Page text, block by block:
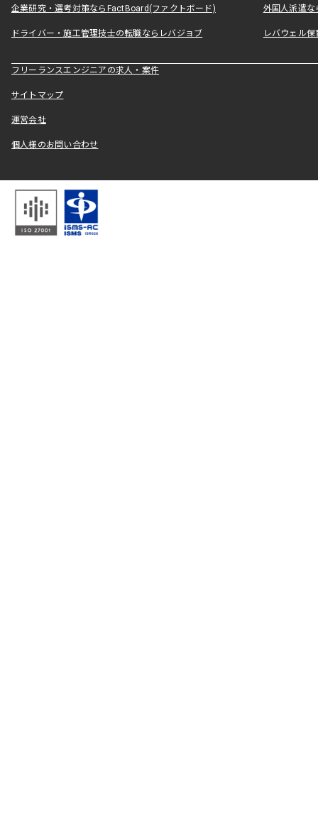
企業研究・選考対策ならFactBoard(ファクトボード) 外国人派遣な
ドライバー・施工管理技士の転職ならレバジョブ レバウェル
フリーランスエンジニアの求人・案件
サイトマップ
運営会社
個人様のお問い合わせ